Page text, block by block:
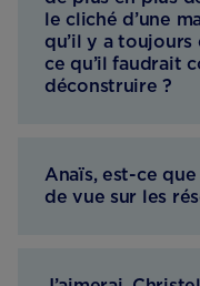
le cliché d’une
qu’il y a
ce qu’il faudrait
déconstruire ?
Anaïs, est-ce
de vue sur les